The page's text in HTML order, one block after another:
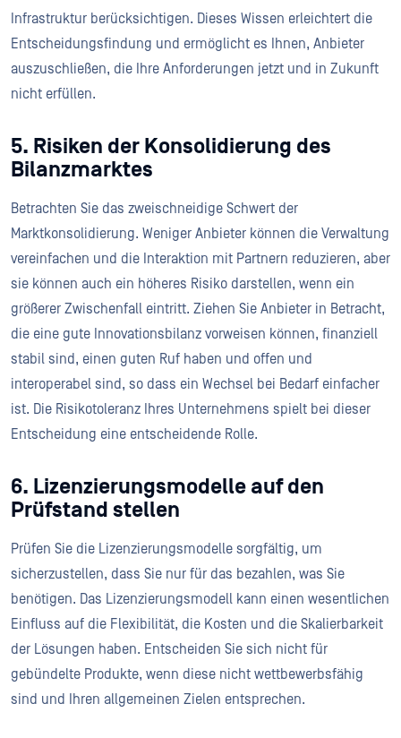
Infrastruktur berücksichtigen. Dieses Wissen erleichtert die
Entscheidungsfindung und ermöglicht es Ihnen, Anbieter
auszuschließen, die Ihre Anforderungen jetzt und in Zukunft
nicht erfüllen.
5. Risiken der Konsolidierung des
Bilanzmarktes
Betrachten Sie das zweischneidige Schwert der
Marktkonsolidierung. Weniger Anbieter können die Verwaltung
vereinfachen und die Interaktion mit Partnern reduzieren, aber
sie können auch ein höheres Risiko darstellen, wenn ein
größerer Zwischenfall eintritt. Ziehen Sie Anbieter in Betracht,
die eine gute Innovationsbilanz vorweisen können, finanziell
stabil sind, einen guten Ruf haben und offen und
interoperabel sind, so dass ein Wechsel bei Bedarf einfacher
ist. Die Risikotoleranz Ihres Unternehmens spielt bei dieser
Entscheidung eine entscheidende Rolle.
6. Lizenzierungsmodelle auf den
Prüfstand stellen
Prüfen Sie die Lizenzierungsmodelle sorgfältig, um
sicherzustellen, dass Sie nur für das bezahlen, was Sie
benötigen. Das Lizenzierungsmodell kann einen wesentlichen
Einfluss auf die Flexibilität, die Kosten und die Skalierbarkeit
der Lösungen haben. Entscheiden Sie sich nicht für
gebündelte Produkte, wenn diese nicht wettbewerbsfähig
sind und Ihren allgemeinen Zielen entsprechen.